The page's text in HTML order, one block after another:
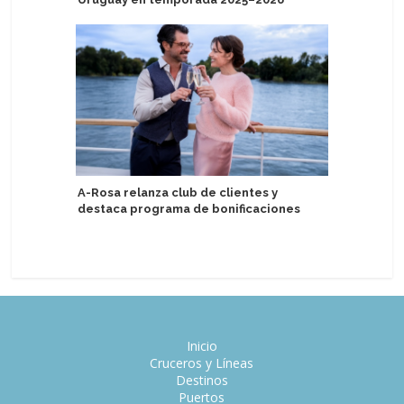
A-Rosa relanza club de clientes y
destaca programa de bonificaciones
Inicio
Cruceros y Líneas
Destinos
Puertos